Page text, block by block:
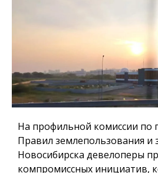
На профильной комиссии по
Правил землепользования и
Новосибирска девелоперы
компромиссных инициатив,